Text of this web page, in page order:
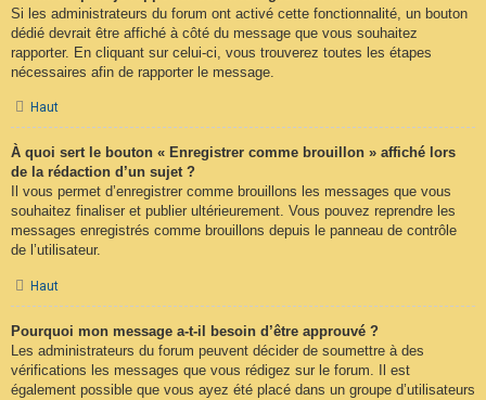
Si les administrateurs du forum ont activé cette fonctionnalité, un bouton
dédié devrait être affiché à côté du message que vous souhaitez
rapporter. En cliquant sur celui-ci, vous trouverez toutes les étapes
nécessaires afin de rapporter le message.
Haut
À quoi sert le bouton « Enregistrer comme brouillon » affiché lors
de la rédaction d’un sujet ?
Il vous permet d’enregistrer comme brouillons les messages que vous
souhaitez finaliser et publier ultérieurement. Vous pouvez reprendre les
messages enregistrés comme brouillons depuis le panneau de contrôle
de l’utilisateur.
Haut
Pourquoi mon message a-t-il besoin d’être approuvé ?
Les administrateurs du forum peuvent décider de soumettre à des
vérifications les messages que vous rédigez sur le forum. Il est
également possible que vous ayez été placé dans un groupe d’utilisateurs